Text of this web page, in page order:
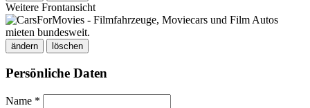
Weitere Frontansicht
ändern löschen
Persönliche Daten
Name *